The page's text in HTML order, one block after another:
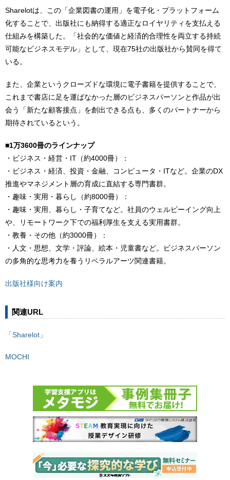
Sharelotは、この「企業図書の運用」を電子化・プラットフォーム
化することで、出版社にも納得する適正なロイヤリティを支払える
仕組みを構築した。「社会的な価値と経済的合理性を両立する持続
可能なビジネスモデル」として、現在75社の出版社から賛同を得て
いる。
また、企業というクローズドな環境に電子書籍を提供することで、
これまで書店に足を運ばなかった層のビジネスパーソンと作品が出
会う「新たな顧客接点」を創出できる点も、多くのパートナーから
期待されているという。
■1万3600冊のラインナップ
・ビジネス・経営・IT（約4000冊）：
・ビジネス・経済、投資・金融、コンピュータ・ITなど。企業のDX
推進やマネジメント層の育成に直結する専門書群。
・趣味・実用・暮らし（約8000冊）：
・趣味・実用、暮らし・子育てなど。社員のウェルビーイング向上
や、リモートワーク下での福利厚生を支える実用書群。
・教養・その他（約3000冊）：
・人文・思想、文学・評論、絵本・児童書など。ビジネスパーソン
の多角的な思考力を養うリベラルアーツ関連書籍。
出版社様向け案内
関連URL
「Sharelot」
MOCHI